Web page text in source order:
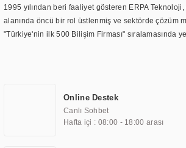
1995 yılından beri faaliyet gösteren ERPA
alanında öncü bir rol üstlenmiş ve sektörde çözüm
"Türkiye'nin ilk 500 Bilişim Firması" sıralamasında
TOCHI markası altında kendi ürettiği ürünlerde
TOCHI; videowall, digital signage, kiosk, totem,
ekran, asansör ekranı, digital menüboard, marin
Online Destek
Canlı Sohbet
Hafta içi : 08:00 - 18:00 arası